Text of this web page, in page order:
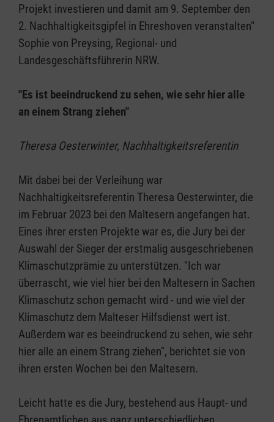
Projekt investieren und damit am 9. September den
2. Nachhaltigkeitsgipfel in Ehreshoven veranstalten"
Sophie von Preysing, Regional- und
Landesgeschäftsführerin NRW.
"Es ist beeindruckend zu sehen, wie sehr hier alle
an einem Strang ziehen"
Theresa Oesterwinter, Nachhaltigkeitsreferentin
Mit dabei bei der Verleihung war
Nachhaltigkeitsreferentin Theresa Oesterwinter, die
im Februar 2023 bei den Maltesern angefangen hat.
Eines ihrer ersten Projekte war es, die Jury bei der
Auswahl der Sieger der erstmalig ausgeschriebenen
Klimaschutzprämie zu unterstützen. "Ich war
überrascht, wie viel hier bei den Maltesern in Sachen
Klimaschutz schon gemacht wird - und wie viel der
Klimaschutz dem Malteser Hilfsdienst wert ist.
Außerdem war es beeindruckend zu sehen, wie sehr
hier alle an einem Strang ziehen", berichtet sie von
ihren ersten Wochen bei den Maltesern.
Leicht hatte es die Jury, bestehend aus Haupt- und